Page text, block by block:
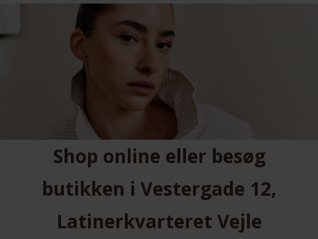
Shop online eller besøg
butikken i Vestergade 12,
Latinerkvarteret Vejle